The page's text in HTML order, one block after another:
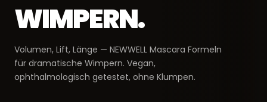
WIMPERN.
Volumen, Lift, Länge — NEWWELL Mascara Formeln
für dramatische Wimpern. Vegan,
ophthalmologisch getestet, ohne Klumpen.